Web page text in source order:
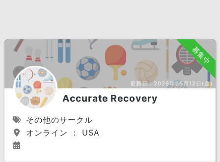
募集中
更新日： 2026年06月12日(金)
Accurate Recovery
その他のサークル
オンライン ： USA